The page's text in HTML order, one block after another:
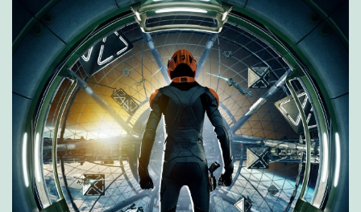
R
O
S
D
E
M
E